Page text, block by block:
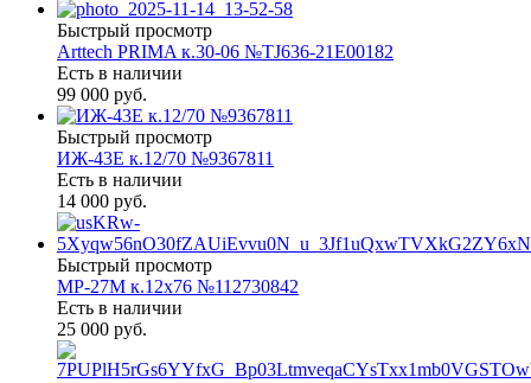
Быстрый просмотр
Arttech PRIMA к.30-06 №TJ636-21E00182
Есть в наличии
99 000 руб.
Быстрый просмотр
ИЖ-43Е к.12/70 №9367811
Есть в наличии
14 000 руб.
Быстрый просмотр
МР-27М к.12х76 №112730842
Есть в наличии
25 000 руб.